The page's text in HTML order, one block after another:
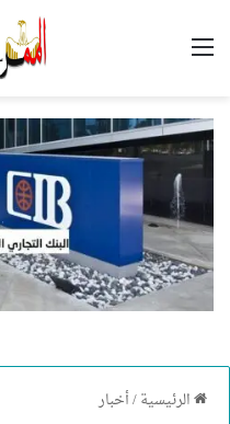
القائمة
الرئيسية/أخبار